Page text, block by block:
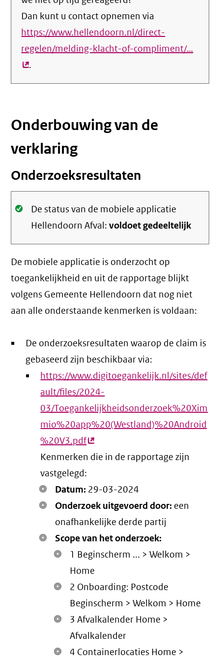
Dan kunt u contact opnemen via
https://www.hellendoorn.nl/direct-
regelen/melding-klacht-of-compliment/…
.
Onderbouwing van de
verklaring
Onderzoeksresultaten
Oké.
De status van de mobiele applicatie
Hellendoorn Afval:voldoet gedeeltelijk
De mobiele applicatie is onderzocht op
toegankelijkheid en uit de rapportage blijkt
volgens Gemeente Hellendoorn dat nog niet
aan alle onderstaande kenmerken is voldaan:
De onderzoeksresultaten waarop de claim is
gebaseerd zijn beschikbaar via:
https://www.digitoegankelijk.nl/sites/def
ault/files/2024-
03/Toegankelijkheidsonderzoek%20Xim
mio%20app%20(Westland)%20Android
%20V3.pdf(externe
link)
Kenmerken die in de rapportage zijn
vastgelegd:
Datum: 29-03-2024
Onderzoek uitgevoerd door: een
onafhankelijke derde partij
Scope van het onderzoek:
1 Beginscherm ... > Welkom >
Home
2 Onboarding: Postcode
Beginscherm > Welkom > Home
3 Afvalkalender Home >
Afvalkalender
4 Containerlocaties Home >